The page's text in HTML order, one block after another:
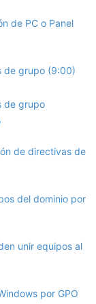
de PC o Panel
de grupo (9:00)
de grupo
de directivas de
del dominio por
unir equipos al
por GPO